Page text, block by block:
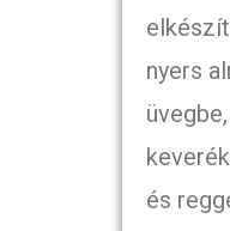
nyers
és